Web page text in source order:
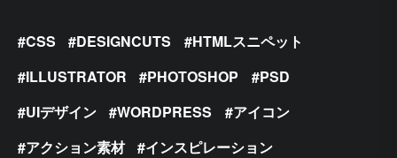
CSS DESIGNCUTS
HTMLスニペット
ILLUSTRATOR
PHOTOSHOP
PSD
UIデザイン
WORDPRESS
アイコン
アクション素材
インスピレーション